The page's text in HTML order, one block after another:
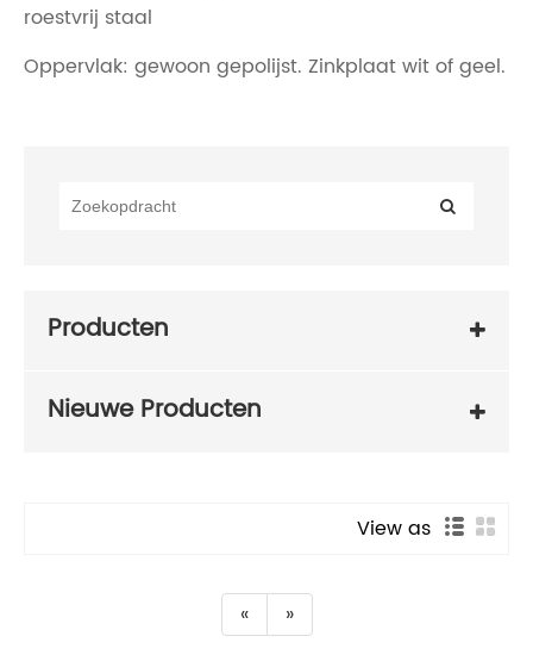
roestvrij staal
Oppervlak: gewoon gepolijst. Zinkplaat wit of geel.
Producten
Nieuwe Producten
View as
« »